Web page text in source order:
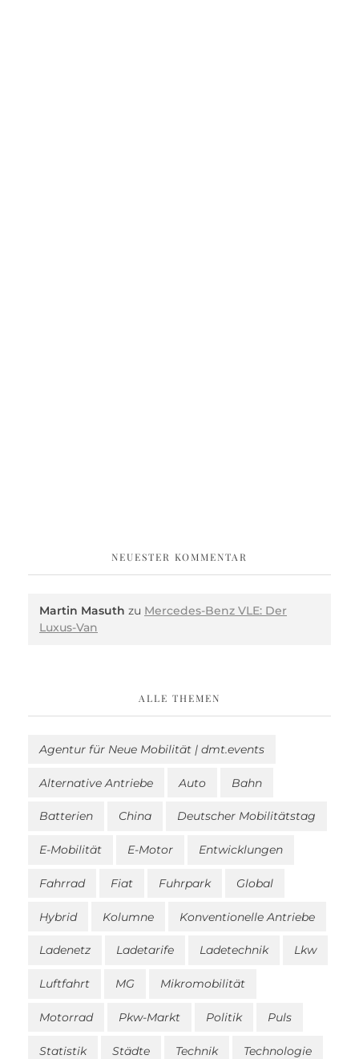
NEUESTER KOMMENTAR
Martin Masuth zu Mercedes-Benz VLE: Der
Luxus-Van
ALLE THEMEN
Agentur für Neue Mobilität | dmt.events
Alternative Antriebe Auto Bahn
Batterien China Deutscher Mobilitätstag
E-Mobilität E-Motor Entwicklungen
Fahrrad Fiat Fuhrpark Global
Hybrid Kolumne Konventionelle Antriebe
Ladenetz Ladetarife Ladetechnik Lkw
Luftfahrt MG Mikromobilität
Motorrad Pkw-Markt Politik Puls
Statistik Städte Technik Technologie